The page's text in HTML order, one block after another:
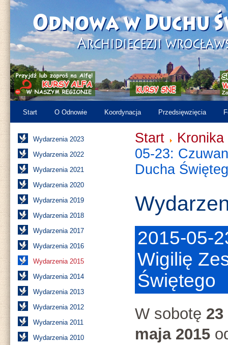
Start O Odnowie Koordynacja Przedsięwzięcia
Wydarzenia 2023
Wydarzenia 2022
Wydarzenia 2021
Wydarzenia 2020
Wydarzenia 2019
Wydarzenia 2018
Wydarzenia 2017
Wydarzenia 2016
Wydarzenia 2015
Wydarzenia 2014
Wydarzenia 2013
Wydarzenia 2012
Wydarzenia 2011
Wydarzenia 2010
Start
Kronika
05-23:
Ducha
2015-05-
Wigilię
Świętego
W sobotę 23
maja 2015